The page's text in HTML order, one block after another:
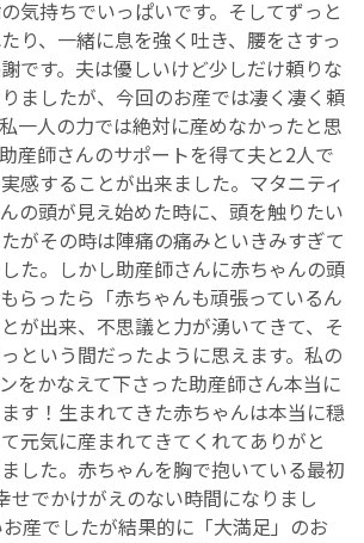
気持ちでいっぱいです。そしてずっと
り、一緒に息を強く吐き、腰をさすっ
です。夫は優しいけど少しだけ頼りな
ましたが、今回のお産では凄く凄く頼
一人の力では絶対に産めなかったと思
産師さんのサポートを得て夫と2人で
感することが出来ました。マタニティ
の頭が見え始めた時に、頭を触りたい
がその時は陣痛の痛みといきみすぎて
た。しかし助産師さんに赤ちゃんの頭
らったら「赤ちゃんも頑張っているん
が出来、不思議と力が湧いてきて、そ
という間だったように思えます。私の
をかなえて下さった助産師さん本当に
す！生まれてきた赤ちゃんは本当に穏
元気に産まれてきてくれてありがと
した。赤ちゃんを胸で抱いている最初
せでかけがえのない時間になりまし
産でしたが結果的に「大満足」のお